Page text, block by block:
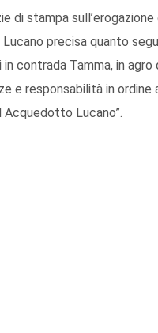
di stampa
precisa quanto
in contrada Tamma, in
e responsabilità in
Acquedotto Lucano”.